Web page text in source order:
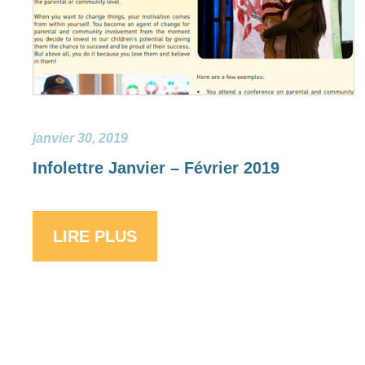
janvier 30, 2019
Infolettre Janvier – Février 2019
LIRE PLUS